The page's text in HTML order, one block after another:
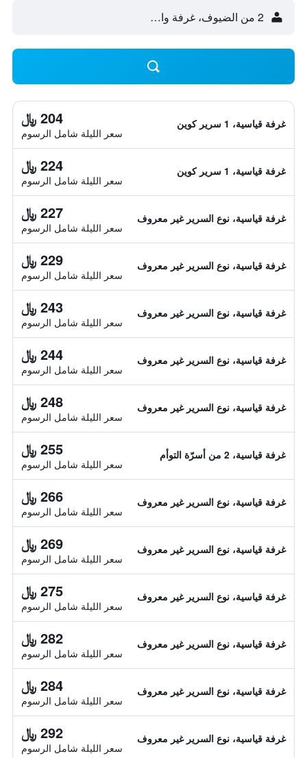
2 من الضيوف، غرفة واحدة
غرفة قياسية، 1 سرير كوين 204 ﷼
سعر الليلة شامل الرسوم
غرفة قياسية، 1 سرير كوين 224 ﷼
سعر الليلة شامل الرسوم
غرفة قياسية، نوع السرير غير معروف 227 ﷼
سعر الليلة شامل الرسوم
غرفة قياسية، نوع السرير غير معروف 229 ﷼
سعر الليلة شامل الرسوم
غرفة قياسية، نوع السرير غير معروف 243 ﷼
سعر الليلة شامل الرسوم
غرفة قياسية، نوع السرير غير معروف 244 ﷼
سعر الليلة شامل الرسوم
غرفة قياسية، نوع السرير غير معروف 248 ﷼
سعر الليلة شامل الرسوم
غرفة قياسية، 2 من أسرّة التوأم 255 ﷼
سعر الليلة شامل الرسوم
غرفة قياسية، نوع السرير غير معروف 266 ﷼
سعر الليلة شامل الرسوم
غرفة قياسية، نوع السرير غير معروف 269 ﷼
سعر الليلة شامل الرسوم
غرفة قياسية، نوع السرير غير معروف 275 ﷼
سعر الليلة شامل الرسوم
غرفة قياسية، نوع السرير غير معروف 282 ﷼
سعر الليلة شامل الرسوم
غرفة قياسية، نوع السرير غير معروف 284 ﷼
سعر الليلة شامل الرسوم
غرفة قياسية، نوع السرير غير معروف 292 ﷼
سعر الليلة شامل الرسوم